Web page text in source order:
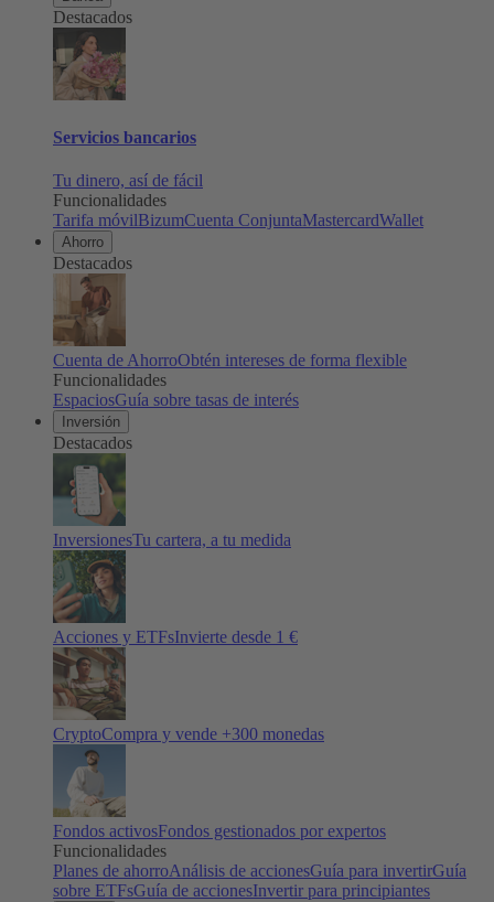
Destacados
Servicios bancarios
Tu dinero, así de fácil
Funcionalidades
Tarifa móvilBizumCuenta ConjuntaMastercardWallet
Ahorro
Destacados
Cuenta de AhorroObtén intereses de forma flexible
Funcionalidades
EspaciosGuía sobre tasas de interés
Inversión
Destacados
InversionesTu cartera, a tu medida
Acciones y ETFsInvierte desde 1 €
CryptoCompra y vende +300 monedas
Fondos activosFondos gestionados por expertos
Funcionalidades
Planes de ahorroAnálisis de accionesGuía para invertirGuía
sobre ETFsGuía de accionesInvertir para principiantes